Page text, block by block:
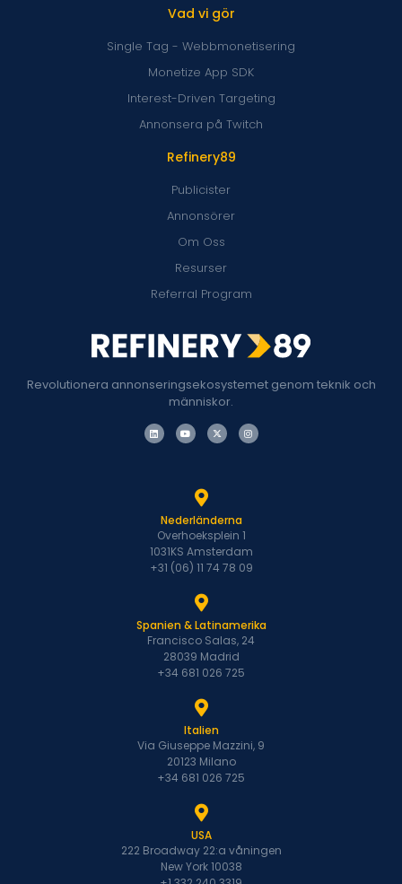
Revolutionera annonseringsekosystemet genom teknik och
människor.
Refinery89
Publicister
Annonsörer
Om Oss
Resurser
Referral Program
Vad vi gör
Single Tag - Webbmonetisering
Monetize App SDK
Interest-Driven Targeting
Annonsera på Twitch
Nederländerna
Overhoeksplein 1
1031KS Amsterdam
+31 (06) 11 74 78 09
Spanien & Latinamerika
Francisco Salas, 24
28039 Madrid
+34 681 026 725
Italien
Via Giuseppe Mazzini, 9
20123 Milano
+34 681 026 725
USA
222 Broadway 22:a våningen
New York 10038